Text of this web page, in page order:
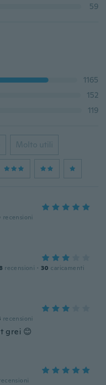
59
1165
152
119
Molto utili
recensioni
recensioni · 30 caricamenti
recensioni
grei 😊